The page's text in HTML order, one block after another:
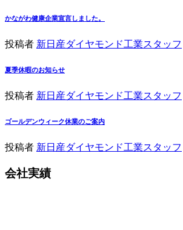
かながわ健康企業宣言しました。
投稿者 新日産ダイヤモンド工業スタッフ
夏季休暇のお知らせ
投稿者 新日産ダイヤモンド工業スタッフ
ゴールデンウィーク休業のご案内
投稿者 新日産ダイヤモンド工業スタッフ
会社実績